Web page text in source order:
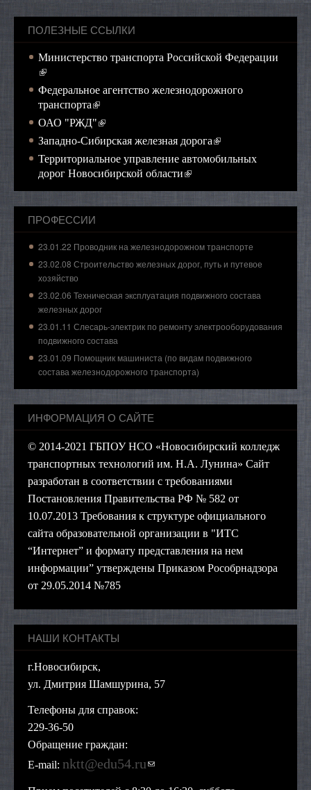
ПОЛЕЗНЫЕ ССЫЛКИ
Министерство транспорта Российской Федерации
(внешняя ссылка)
Федеральное агентство железнодорожного
транспорта(внешняя ссылка)
ОАО "РЖД"(внешняя ссылка)
Западно-Сибирская железная дорога(внешняя ссылка)
Территориальное управление автомобильных
дорог Новосибирской области(внешняя ссылка)
ПРОФЕССИИ
23.01.22 Проводник на железнодорожном транспорте
23.02.08 Строительство железных дорог, путь и путевое
хозяйство
23.02.06 Техническая эксплуатация подвижного состава
железных дорог
23.01.11 Слесарь-электрик по ремонту электрооборудования
подвижного состава
23.01.09 Помощник машиниста (по видам подвижного
состава железнодорожного транспорта)
ИНФОРМАЦИЯ О САЙТЕ
© 2014-2021 ГБПОУ НСО «Новосибирский колледж
транспортных технологий им. Н.А. Лунина» Сайт
разработан в соответствии с требованиями
Постановления Правительства РФ № 582 от
10.07.2013 Требования к структуре официального
сайта образовательной организации в "ИТС
“Интернет” и формату представления на нем
информации” утверждены Приказом Рособрнадзора
от 29.05.2014 №785
НАШИ КОНТАКТЫ
г.Новосибирск,
ул. Дмитрия Шамшурина, 57
Телефоны для справок:
229-36-50
Обращение граждан:
E-mail: nktt@edu54.ru(ссылка для отправки
email)